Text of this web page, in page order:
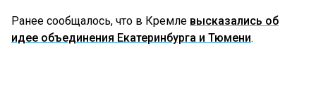
Ранее сообщалось, что в Кремле высказались об
идее объединения Екатеринбурга и Тюмени.